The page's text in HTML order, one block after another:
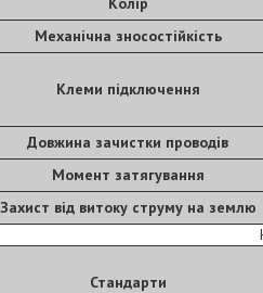
Механічна зносостійкість
Клеми підключення
Довжина зачистки проводів
Момент затягування
Захист від витоку струму на землю
Стандарти